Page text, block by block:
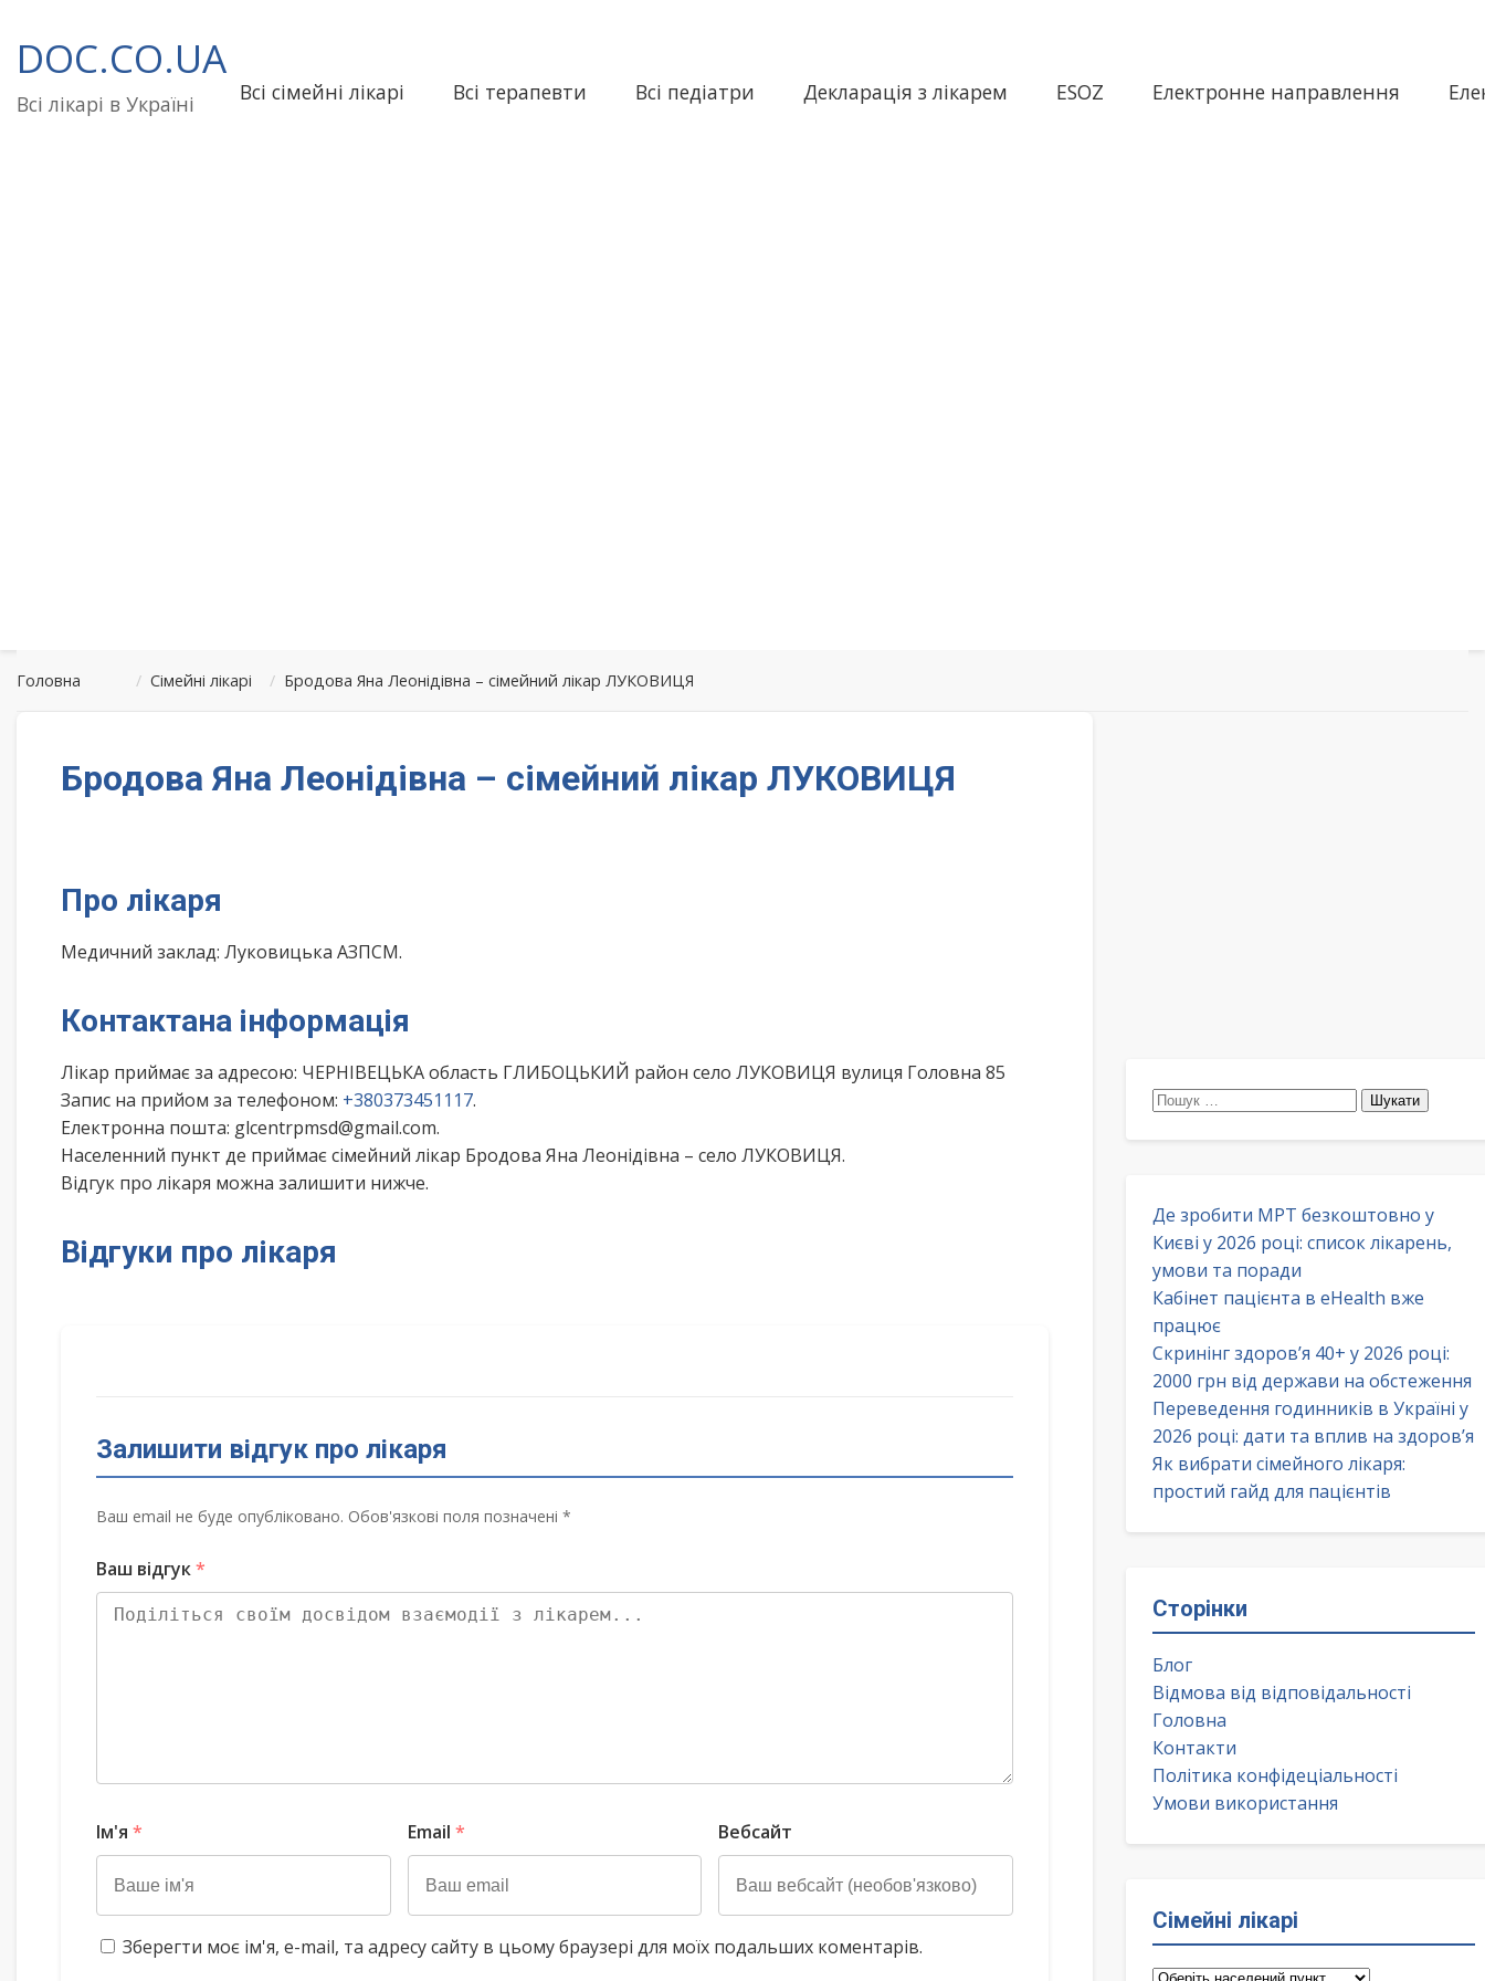
до
вмісту
DOC.CO.UA
Всі лікарі в Україні Всі сімейні лікарі Всі терапевти Всі педіатри Декларація з лікарем ESOZ Електронне направлення
Головна / Сімейні лікарі / Бродова Яна Леонідівна – сімейний лікар ЛУКОВИЦЯ
Бродова Яна Леонідівна – сімейний лікар ЛУКОВИЦЯ
Про лікаря
Медичний заклад: Луковицька АЗПСМ.
Контактана інформація
Лікар приймає за адресою: ЧЕРНІВЕЦЬКА область ГЛИБОЦЬКИЙ район село ЛУКОВИЦЯ вулиця Головна 85
Запис на прийом за телефоном: +380373451117.
Електронна пошта: glcentrpmsd@gmail.com.
Населенний пункт де приймає сімейний лікар Бродова Яна Леонідівна – село ЛУКОВИЦЯ.
Відгук про лікаря можна залишити нижче.
Відгуки про лікаря
Залишити відгук про лікаря
Ваш email не буде опубліковано. Обов'язкові поля позначені *
Ваш відгук*
Ім'я * Email * Вебсайт
Зберегти моє ім'я, e-mail, та адресу сайту в цьому браузері для моїх подальших коментарів.
Пошук:
Де зробити МРТ безкоштовно у
Києві у 2026 році: список лікарень,
умови та поради
Кабінет пацієнта в eHealth вже
працює
Скринінг здоров’я 40+ у 2026 році:
2000 грн від держави на обстеження
Переведення годинників в Україні у
2026 році: дати та вплив на здоров’я
Як вибрати сімейного лікаря:
простий гайд для пацієнтів
Сторінки
Блог
Відмова від відповідальності
Головна
Контакти
Політика конфідеціальності
Умови використання
Сімейні лікарі
Сімейні